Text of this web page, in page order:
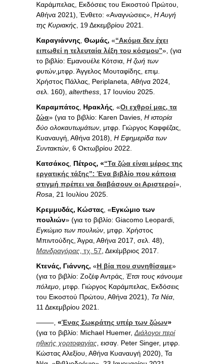
Καράμπελας, Εκδόσεις του Εικοστού Πρώτου,
Αθήνα 2021), Ένθετο: «Αναγνώσεις», Η Αυγή
της Κυριακής, 19 Δεκεμβρίου 2021.
Καραγιάννης, Θωμάς, «“Ακόμα δεν έχει
ειπωθεί η τελευταία λέξη του κόσμου”», (για
το βιβλίο: Εμανουέλε Κότσια, Η ζωή των
φυτών,μτφρ. Άγγελος Μουταφίδης, επιμ.
Χρήστος Πάλλας, Periplaneta, Αθήνα 2024,
σελ. 160), alterthess, 17 Ιουνίου 2025.
Καραμπάτος, Ηρακλής, «Οι εχθροί μας, τα
ζώα» (για το βιβλίο: Karen Davies, H ιστορία
δύο ολοκαυτωμάτων, μτφρ. Γιώργος Καφφέζας,
Κυαναυγή, Αθήνα 2018), Η Εφημερίδα των
Συντακτών, 6 Οκτωβρίου 2022.
Κατσάκος, Πέτρος, «“Τα ζώα είναι μέρος της
εργατικής τάξης”: Ένα βιβλίο που κάποια
στιγμή πρέπει να διαβάσουν οι Αριστεροί»,
Rosa, 21 Ιουλίου 2025.
Κρεμμυδάς, Κώστας, «Εγκώμιο των
πουλιών» (για το βιβλίο: Giacomo Leopardi,
Εγκώμιο των πουλιών, μτφρ. Χρήστος
Μπιντούδης, Άγρα, Αθήνα 2017, σελ. 48),
Μανδραγόρας, τχ. 57, Δεκέμβριος 2017.
Κτενάς, Γιάννης, «Η βία που συνηθίσαμε»
(για το βιβλίο: Ζοζέφ Αντράς, Έτσι τους κάνουμε
πόλεμο, μτφρ. Γιώργος Καράμπελας, Εκδόσεις
του Εικοστού Πρώτου, Αθήνα 2021), Τα Νέα,
11 Δεκεμβρίου 2021.
——–, «Ένας Σωκράτης υπέρ των ζώων»
(για το βιβλίο: Michael Huemer,Διάλογοι περί
ηθικής χορτοφαγίας, εισαγ. Peter Singer, μτφρ.
Κώστας Αλεξίου, Αθήνα Κυαναυγή 2020), Τα